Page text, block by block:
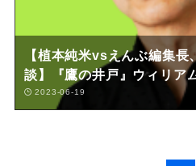
【植本純米vsえんぶ編集
談】『鷹の井戸』ウィリア
2023-06-19